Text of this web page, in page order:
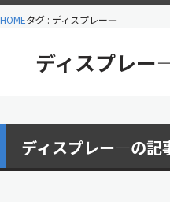
HOMEタグ : ディスプレー―
ディスプレー
ディスプレー―の記